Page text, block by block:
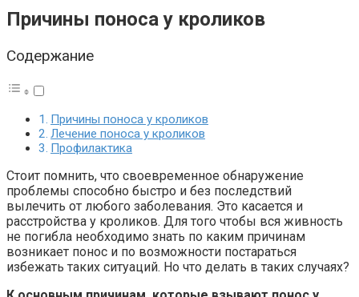
Причины поноса у кроликов
Содержание
Причины поноса у кроликов
Лечение поноса у кроликов
Профилактика
Стоит помнить, что своевременное обнаружение
проблемы способно быстро и без последствий
вылечить от любого заболевания. Это касается и
расстройства у кроликов. Для того чтобы вся живность
не погибла необходимо знать по каким причинам
возникает понос и по возможности постараться
избежать таких ситуаций. Но что делать в таких случаях?